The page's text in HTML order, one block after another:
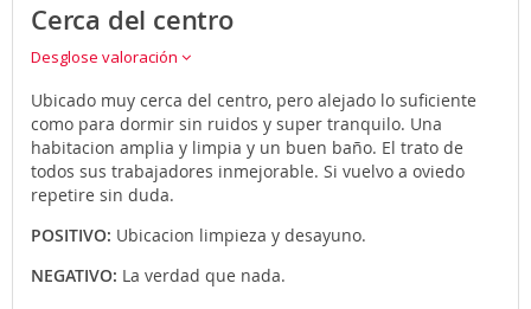
Cerca del centro
Desglose valoración
Ubicado muy cerca del centro, pero alejado lo suficiente
como para dormir sin ruidos y super tranquilo. Una
habitacion amplia y limpia y un buen baño. El trato de
todos sus trabajadores inmejorable. Si vuelvo a oviedo
repetire sin duda.
POSITIVO: Ubicacion limpieza y desayuno.
NEGATIVO: La verdad que nada.